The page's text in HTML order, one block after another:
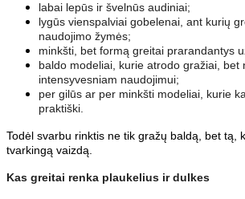
labai lepūs ir švelnūs audiniai;
lygūs vienspalviai gobelenai, ant kurių
naudojimo žymės;
minkšti, bet formą greitai prarandantys
baldo modeliai, kurie atrodo gražiai, bet
intensyvesniam naudojimui;
per gilūs ar per minkšti modeliai, kurie
praktiški.
Todėl svarbu rinktis ne tik gražų baldą, bet tą,
tvarkingą vaizdą.
Kas greitai renka plaukelius ir dulkes